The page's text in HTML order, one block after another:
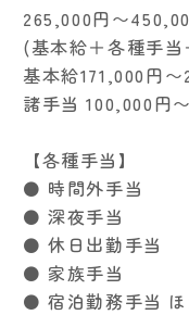
265,000円〜
(基本給＋各種手当
基本給171,000円
諸手当 100,000円
【各種手当】
⚫ 時間外手当
⚫ 深夜手当
⚫ 休日出勤手当
⚫ 家族手当
⚫ 宿泊勤務手当